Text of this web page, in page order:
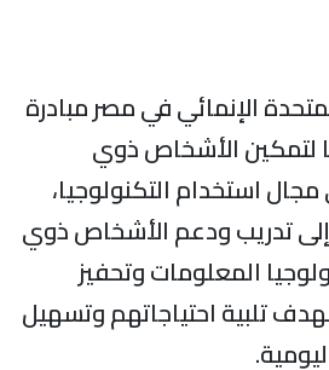
الإنمائي في مصر مبادرة
الأشخاص ذوي
استخدام التكنولوجيا،
تدريب ودعم الأشخاص ذوي
المعلومات وتحفيز
تلبية احتياجاتهم وتسهيل